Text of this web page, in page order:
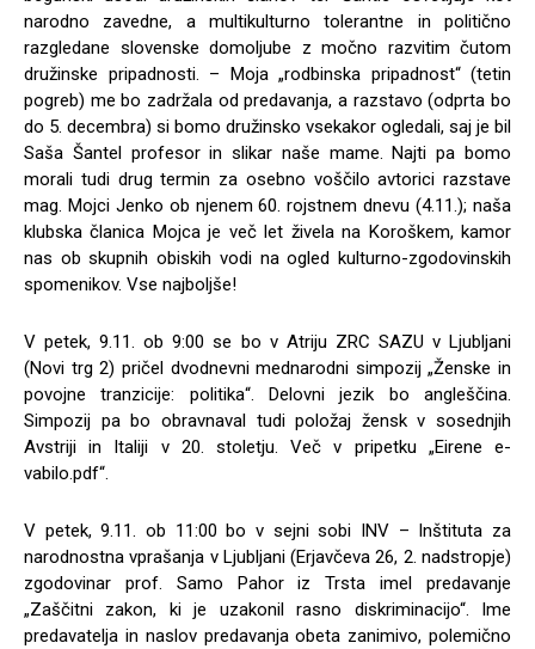
narodno zavedne, a multikulturno tolerantne in politično
razgledane slovenske domoljube z močno razvitim čutom
družinske pripadnosti. – Moja „rodbinska pripadnost“ (tetin
pogreb) me bo zadržala od predavanja, a razstavo (odprta bo
do 5. decembra) si bomo družinsko vsekakor ogledali, saj je bil
Saša Šantel profesor in slikar naše mame. Najti pa bomo
morali tudi drug termin za osebno voščilo avtorici razstave
mag. Mojci Jenko ob njenem 60. rojstnem dnevu (4.11.); naša
klubska članica Mojca je več let živela na Koroškem, kamor
nas ob skupnih obiskih vodi na ogled kulturno-zgodovinskih
spomenikov. Vse najboljše!
V petek, 9.11. ob 9:00 se bo v Atriju ZRC SAZU v Ljubljani
(Novi trg 2) pričel dvodnevni mednarodni simpozij „Ženske in
povojne tranzicije: politika“. Delovni jezik bo angleščina.
Simpozij pa bo obravnaval tudi položaj žensk v sosednjih
Avstriji in Italiji v 20. stoletju. Več v pripetku „Eirene e-
vabilo.pdf“.
V petek, 9.11. ob 11:00 bo v sejni sobi INV – Inštituta za
narodnostna vprašanja v Ljubljani (Erjavčeva 26, 2. nadstropje)
zgodovinar prof. Samo Pahor iz Trsta imel predavanje
„Zaščitni zakon, ki je uzakonil rasno diskriminacijo“. Ime
predavatelja in naslov predavanja obeta zanimivo, polemično